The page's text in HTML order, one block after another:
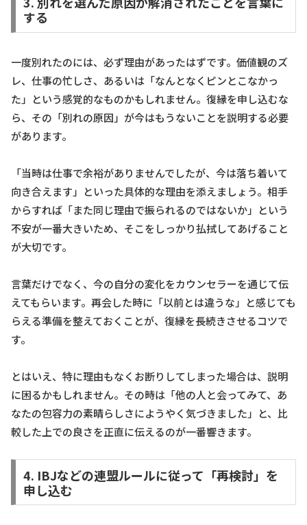
する
一度別れたのには、必ず理由があったはずです。価値観のズ
レ、仕事の忙しさ、あるいは「なんとなくピンとこなかっ
た」という感覚的なものかもしれません。復縁を申し込むな
ら、その「別れの原因」が今はもうないことを説明する必要
があります。
「当時は仕事で余裕がありませんでしたが、今は落ち着いて
向き合えます」といった具体的な理由を添えましょう。相手
からすれば「また同じ理由で振られるのではないか」という
不安が一番大きいため、そこをしっかり払拭してあげること
が大切です。
言葉だけでなく、今の自分の変化をカウンセラーを通じて伝
えてもらいます。再会した時に「以前とは違うな」と感じても
らえる準備を整えておくことが、復縁を長続きさせるコツで
す。
とはいえ、特に理由もなくお断りしてしまった場合は、説明
に困るかもしれません。その時は「他の人と会ってみて、あ
なたの包容力の素晴らしさにようやく気づきました」と、比
較した上での良さを正直に伝えるのが一番響きます。
4. IBJなどの連盟ルールに従って「再検討」を
申し込む